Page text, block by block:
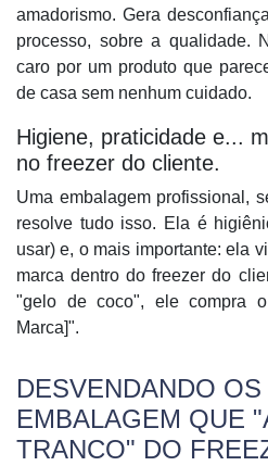
amadorismo. Gera
processo, sobre a qualidade.
caro por um produto que
de casa sem nenhum cuidado.
Higiene, praticidade e...
no freezer do cliente.
Uma embalagem profissional,
resolve tudo isso. Ela é
usar) e, o mais importante: ela
marca dentro do freezer do
"gelo de coco", ele compra
Marca]".
DESVENDANDO
EMBALAGEM QUE
TRANCO" DO